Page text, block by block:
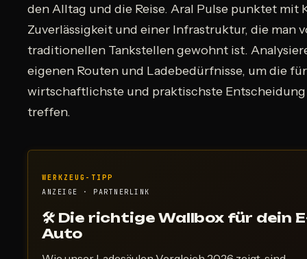
den Alltag und die Reise. Aral Pulse punktet mit
Zuverlässigkeit und einer Infrastruktur, die man
traditionellen Tankstellen gewohnt ist.
eigenen Routen und Ladebedürfnisse, um die
wirtschaftlichste und praktischste
treffen.
WERKZEUG-TIPP
ANZEIGE · PARTNERLINK
🛠 Die richtige Wallbox für dein
Auto